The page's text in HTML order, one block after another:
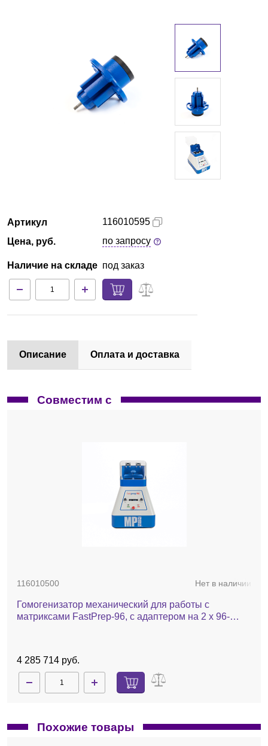
Доставка и оплата
Артикул
Цена, руб.
Наличие на складе
116010595
по запросу
под заказ
Описание Оплата и доставка
Совместим с
116010500 Нет в наличии
Гомогенизатор механический для работы с
матриксами FastPrep-96, с адаптером на 2 х 96-
4 285 714 руб.
Похожие товары